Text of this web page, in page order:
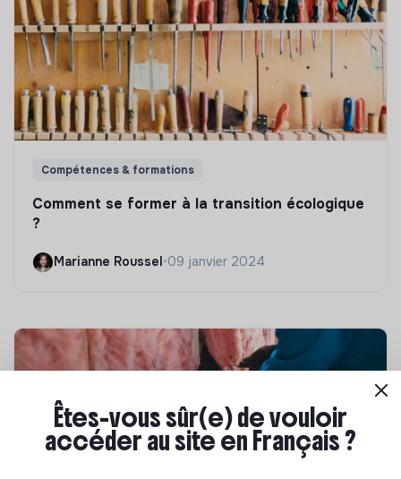
Compétences & formations
Comment se former à la transition écologique
?
Marianne Roussel •09 janvier 2024
Êtes-vous sûr(e) de vouloir
accéder au site en Français ?